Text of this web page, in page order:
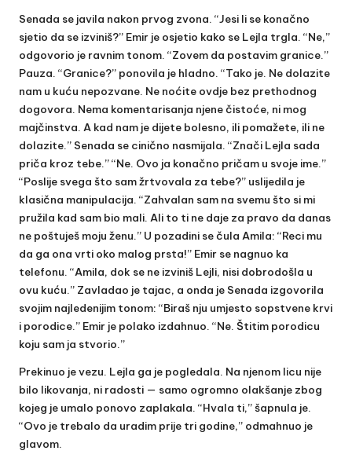
Senada se javila nakon prvog zvona. “Jesi li se konačno
sjetio da se izviniš?” Emir je osjetio kako se Lejla trgla. “Ne,”
odgovorio je ravnim tonom. “Zovem da postavim granice.”
Pauza. “Granice?” ponovila je hladno. “Tako je. Ne dolazite
nam u kuću nepozvane. Ne noćite ovdje bez prethodnog
dogovora. Nema komentarisanja njene čistoće, ni mog
majčinstva. A kad nam je dijete bolesno, ili pomažete, ili ne
dolazite.” Senada se cinično nasmijala. “Znači Lejla sada
priča kroz tebe.” “Ne. Ovo ja konačno pričam u svoje ime.”
“Poslije svega što sam žrtvovala za tebe?” uslijedila je
klasična manipulacija. “Zahvalan sam na svemu što si mi
pružila kad sam bio mali. Ali to ti ne daje za pravo da danas
ne poštuješ moju ženu.” U pozadini se čula Amila: “Reci mu
da ga ona vrti oko malog prsta!” Emir se nagnuo ka
telefonu. “Amila, dok se ne izviniš Lejli, nisi dobrodošla u
ovu kuću.” Zavladao je tajac, a onda je Senada izgovorila
svojim najledenijim tonom: “Biraš nju umjesto sopstvene krvi
i porodice.” Emir je polako izdahnuo. “Ne. Štitim porodicu
koju sam ja stvorio.”
Prekinuo je vezu. Lejla ga je pogledala. Na njenom licu nije
bilo likovanja, ni radosti — samo ogromno olakšanje zbog
kojeg je umalo ponovo zaplakala. “Hvala ti,” šapnula je.
“Ovo je trebalo da uradim prije tri godine,” odmahnuo je
glavom.